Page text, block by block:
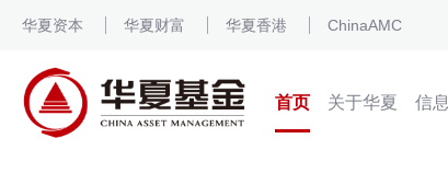
华夏资本 华夏财富 华夏香港 ChinaAMC
首页 关于华夏 信